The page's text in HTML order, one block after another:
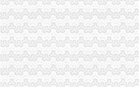
渝北区办执照流程
有柄分酒器办理企业标准备案流
重庆渝北两路商标专利公司|重
【新时代新气象新作为】网上行
渝北区全面优化政务服务体系提
渝北区卫生局,是你给了重庆渝